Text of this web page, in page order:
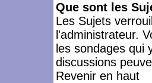
Que sont les
Les Sujets
l'administrateur.
les sondages qui
discussions
Revenir en haut